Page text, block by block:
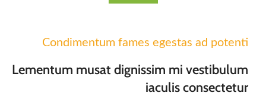
Condimentum fames egestas ad potenti
Lementum musat dignissim mi vestibulum
iaculis consectetur